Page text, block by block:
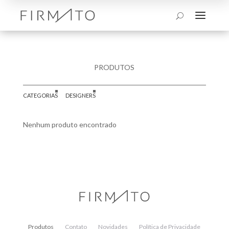
U a
PRODUTOS
CATEGORIAS DESIGNERS
Nenhum produto encontrado
Produtos Contato Novidades
Política de Privacidade